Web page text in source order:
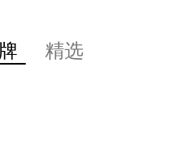
精选